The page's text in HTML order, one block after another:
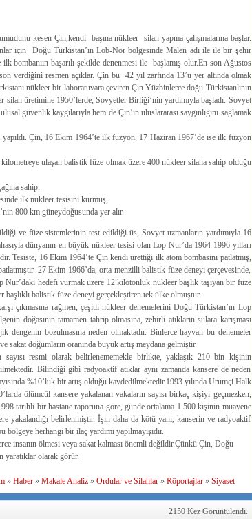
kesen Çin,kendi başına nükleer silah yapma çalışmalarına başlar.
için Doğu Türkistan’ın Lob-Nor bölgesinde Malen adı ile ile bir şehir
bombanıın başarılı şekilde denenmesi ile başlamış olur.En son Ağustos
verdiğini resmen açıklar. Çin bu 42 yıl zarfında 13’u yer altında olmak
nükleer bir laboratuvara çeviren Çin Yüzbinlerce doğu Türkistanlının
silah üretimine 1950’lerde, Sovyetler Birliği’nin yardımıyla başladı. Sovyet
güvenlik kaygılarıyla hem de Çin’in uluslararası saygınlığını sağlamak
Çin, 16 Ekim 1964’te ilk füzyon, 17 Haziran 1967’de ise ilk füzyon
ulaşan balistik füze olmak üzere 400 nükleer silaha sahip olduğu
sahip.
ilk nükleer tesisini kurmuş,
800 km güneydoğusunda yer alır.
ve füze sistemlerinin test edildiği üs, Sovyet uzmanların yardımıyla 16
dünyanın en büyük nükleer tesisi olan Lop Nur’da 1964-1996 yılları
Tesiste, 16 Ekim 1964’te Çin kendi ürettiği ilk atom bombasını patlatmış,
27 Ekim 1966’da, orta menzilli balistik füze deneyi çerçevesinde,
Nur’daki hedefi vurmak üzere 12 kilotonluk nükleer başlık taşıyan bir füze
başlıklı balistik füze deneyi gerçekleştiren tek ülke olmuştur.
çıkmasına rağmen, çeşitli nükleer denemelerini Doğu Türkistan’ın Lop
doğasının tamamen tahrip olmasına, zehirli atıkların sulara karışması
dengenin bozulmasına neden olmaktadır. Binlerce hayvan bu denemeler
sakat doğumların oranında büyük artış meydana gelmiştir.
sayısı resmi olarak belirlenememekle birlikte, yaklaşık 210 bin kişinin
Bilindiği gibi radyoaktif atıklar aynı zamanda kansere de neden
%10’luk bir artış olduğu kaydedilmektedir.1993 yılında Urumçi Halk
ölümcül kansere yakalanan vakaların sayısı birkaç kişiyi geçmezken,
tarihli bir hastane raporuna göre, günde ortalama 1.500 kişinin muayene
yakalandığı belirlenmiştir. İşin daha da kötü yanı, kanserin ve radyoaktif
herhangi bir ilaç yardımı yapılmayışıdır.
insanın ölmesi veya sakat kalması önemli değildir.Çünkü Çin, Doğu
yaratıklar olarak görür.
» Haber» Makale Analiz» Ordular ve Silahlar» Röportajlar» Siyaset
2150 Kez Görüntülendi.